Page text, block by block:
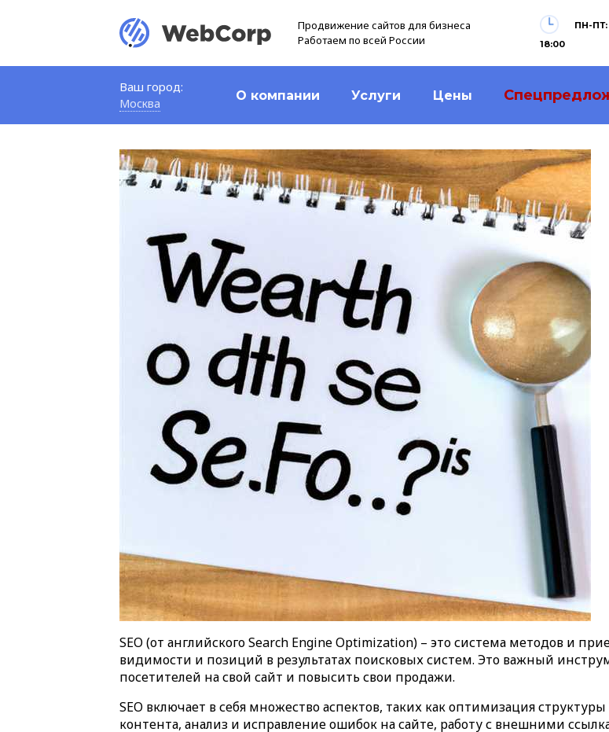
Продвижение сайтов для бизнеса
Работаем по всей России
ПН-ПТ:
18:00
Ваш город:
Москва
О компании Услуги Цены
SEO (от английского Search Engine Optimization) – это система методов и
видимости и позиций в результатах поисковых систем. Это важный
посетителей на свой сайт и повысить свои продажи.
SEO включает в себя множество аспектов, таких как оптимизация
контента, анализ и исправление ошибок на сайте, работу с внешними